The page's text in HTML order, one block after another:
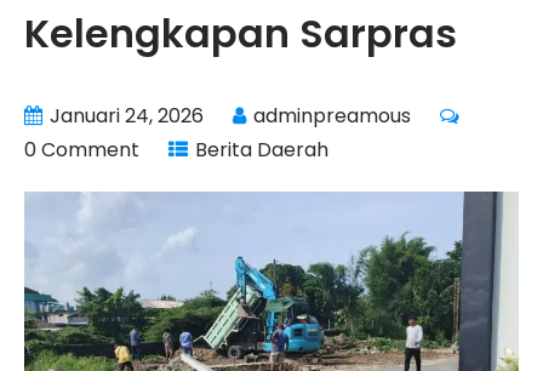
Kelengkapan Sarpras
Januari 24, 2026
adminpreamous
0 Comment
Berita Daerah